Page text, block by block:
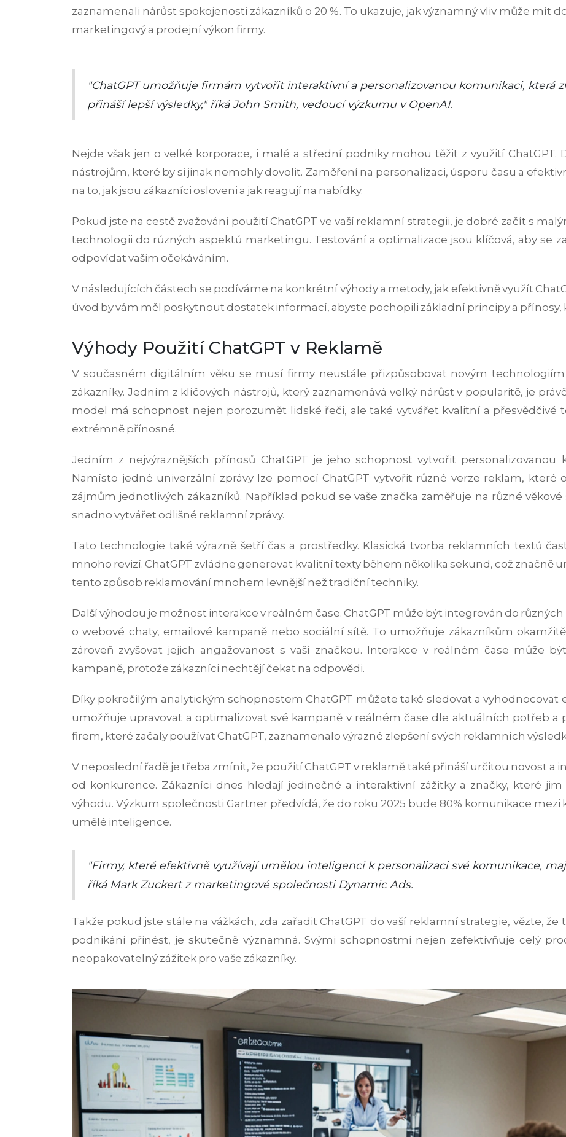
zaznamenali nárůst spokojenosti zákazníků o 20 %. To ukazuje, jak významný vliv může mít
marketingový a prodejní výkon firmy.
"ChatGPT umožňuje firmám vytvořit interaktivní a personalizovanou komunikaci, která
přináší lepší výsledky," říká John Smith, vedoucí výzkumu v OpenAI.
Nejde však jen o velké korporace, i malé a střední podniky mohou těžit z využití
nástrojům, které by si jinak nemohly dovolit. Zaměření na personalizaci, úsporu času a
na to, jak jsou zákazníci osloveni a jak reagují na nabídky.
Pokud jste na cestě zvažování použití ChatGPT ve vaší reklamní strategii, je dobré začít s
technologii do různých aspektů marketingu. Testování a optimalizace jsou klíčová, aby se
odpovídat vašim očekáváním.
V následujících částech se podíváme na konkrétní výhody a metody, jak efektivně využít
úvod by vám měl poskytnout dostatek informací, abyste pochopili základní principy a
Výhody Použití ChatGPT v Reklamě
V současném digitálním věku se musí firmy neustále přizpůsobovat novým
zákazníky. Jedním z klíčových nástrojů, který zaznamenává velký nárůst v popularitě, je
model má schopnost nejen porozumět lidské řeči, ale také vytvářet kvalitní a přesvědčivé
extrémně přínosné.
Jedním z nejvýraznějších přínosů ChatGPT je jeho schopnost vytvořit personalizovanou
Namísto jedné univerzální zprávy lze pomocí ChatGPT vytvořit různé verze reklam, které
zájmům jednotlivých zákazníků. Například pokud se vaše značka zaměřuje na různé
snadno vytvářet odlišné reklamní zprávy.
Tato technologie také výrazně šetří čas a prostředky. Klasická tvorba reklamních textů
mnoho revizí. ChatGPT zvládne generovat kvalitní texty během několika sekund, což značně
tento způsob reklamování mnohem levnější než tradiční techniky.
Další výhodou je možnost interakce v reálném čase. ChatGPT může být integrován do
o webové chaty, emailové kampaně nebo sociální sítě. To umožňuje zákazníkům
zároveň zvyšovat jejich angažovanost s vaší značkou. Interakce v reálném čase může
kampaně, protože zákazníci nechtějí čekat na odpovědi.
Díky pokročilým analytickým schopnostem ChatGPT můžete také sledovat a vyhodnocovat
umožňuje upravovat a optimalizovat své kampaně v reálném čase dle aktuálních potřeb a
firem, které začaly používat ChatGPT, zaznamenalo výrazné zlepšení svých reklamních
V neposlední řadě je třeba zmínit, že použití ChatGPT v reklamě také přináší určitou novost a
od konkurence. Zákazníci dnes hledají jedinečné a interaktivní zážitky a značky, které
výhodu. Výzkum společnosti Gartner předvídá, že do roku 2025 bude 80% komunikace
umělé inteligence.
"Firmy, které efektivně využívají umělou inteligenci k personalizaci své komunikace,
říká Mark Zuckert z marketingové společnosti Dynamic Ads.
Takže pokud jste stále na vážkách, zda zařadit ChatGPT do vaší reklamní strategie, vězte,
podnikání přinést, je skutečně významná. Svými schopnostmi nejen zefektivňuje celý
neopakovatelný zážitek pro vaše zákazníky.